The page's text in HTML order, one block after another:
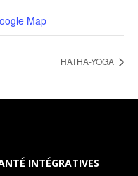
Map
HATHA-YOGA
INTÉGRATIVES